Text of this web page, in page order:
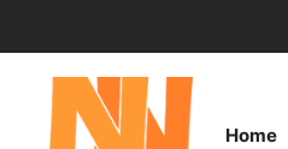
contenido
Home